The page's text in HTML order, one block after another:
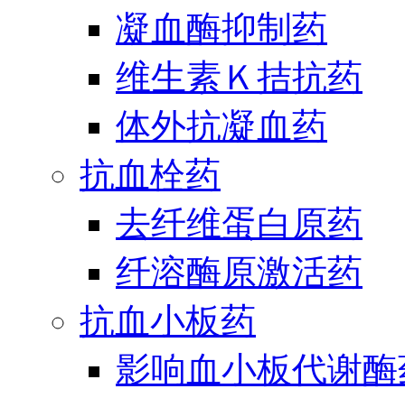
凝血酶抑制药
维生素Ｋ拮抗药
体外抗凝血药
抗血栓药
去纤维蛋白原药
纤溶酶原激活药
抗血小板药
影响血小板代谢